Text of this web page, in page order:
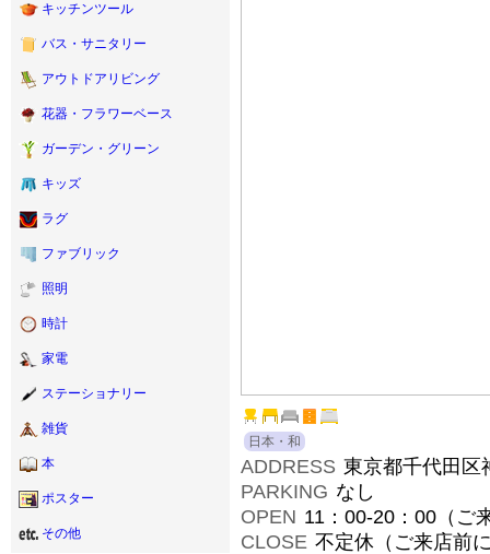
キッチンツール
バス・サニタリー
アウトドアリビング
花器・フラワーベース
ガーデン・グリーン
キッズ
ラグ
ファブリック
照明
時計
家電
ステーショナリー
雑貨
本
ポスター
その他
日本・和
ADDRESS 東京都千代田区
PARKING なし
OPEN 11：00-20：00（ご
CLOSE 不定休（ご来店前